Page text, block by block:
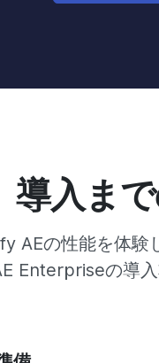
導入ま
AEの性能を体験
Enterpriseの導入